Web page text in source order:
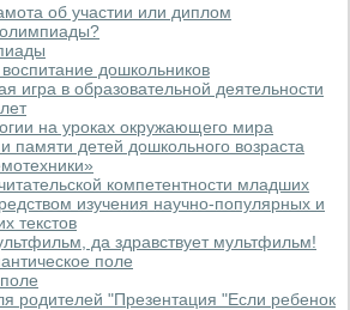
об участии или диплом
дошкольников
игра в образовательной деятельности
на уроках окружающего мира
памяти детей дошкольного возраста
компетентности младших
изучения научно-популярных и
текстов
да здравствует мультфильм!
поле
родителей "Презентация "Если ребенок